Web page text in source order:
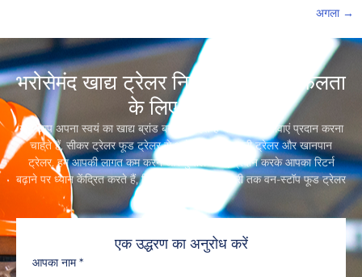
अगला →
भरोसेमंद खाद्य ट्रेलर निर्माता, आपकी सफलता
के लिए समर्पित
यदि आप अपना स्वयं का खाद्य ब्रांड बनाना चाहते हैं या खानपान सेवाएं प्रदान करना
चाहते हैं, सीकर ट्रेलर फूड ट्रेलर से आगे न जाएं,रियायती ट्रेलर और खानपान
ट्रेलर. हम आपकी लागत कम करने और कुशल सेवाएं प्रदान करके आपका रिटर्न
बढ़ाने पर ध्यान केंद्रित करते हैं, डिजाइन से लेकर डिलीवरी तक वन-स्टॉप फूड ट्रेलर
एक उद्धरण का अनुरोध करें
आपका नाम *